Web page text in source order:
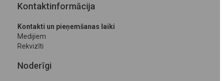
Kontaktinformācija
Kontakti un pieņemšanas laiki
Medijiem
Rekvizīti
Noderīgi